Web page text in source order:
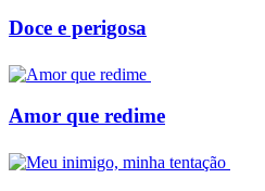
Doce e perigosa
Amor que redime